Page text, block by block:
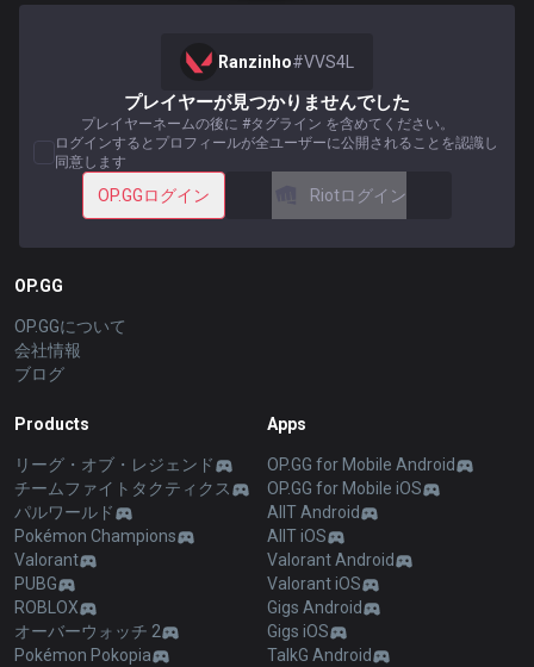
Ranzinho#VVS4L
プレイヤーが見つかりませんでした
プレイヤーネームの後に #タグライン を含めてください。
ログインするとプロフィールが全ユーザーに公開されることを認識し
同意します
OP.GGログイン Riotログイン
OP.GG
OP.GGについて
会社情報
ブログ
Products
リーグ・オブ・レジェンド
チームファイトタクティクス
パルワールド
Pokémon Champions
Valorant
PUBG
ROBLOX
オーバーウォッチ 2
Pokémon Pokopia
Apps
OP.GG for Mobile Android
OP.GG for Mobile iOS
AllT Android
AllT iOS
Valorant Android
Valorant iOS
Gigs Android
Gigs iOS
TalkG Android